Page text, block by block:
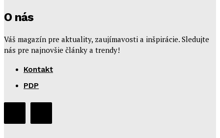
O nás
Váš magazín pre aktuality, zaujímavosti a inšpirácie. Sledujte
nás pre najnovšie články a trendy!
Kontakt
PDP